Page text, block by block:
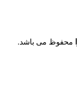
محفوظ می باشد.